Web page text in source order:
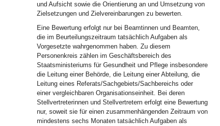
und Aufsicht sowie die Orientierung an und Umsetzung von
Zielsetzungen und Zielvereinbarungen zu bewerten.
Eine Bewertung erfolgt nur bei Beamtinnen und Beamten,
die im Beurteilungszeitraum tatsächlich Aufgaben als
Vorgesetzte wahrgenommen haben. Zu diesem
Personenkreis zählen im Geschäftsbereich des
Staatsministeriums für Gesundheit und Pflege insbesondere
die Leitung einer Behörde, die Leitung einer Abteilung, die
Leitung eines Referats/Sachgebiets/Sachbereichs oder
einer vergleichbaren Organisationseinheit. Bei deren
Stellvertreterinnen und Stellvertretern erfolgt eine Bewertung
nur, soweit sie für einen zusammenhängenden Zeitraum von
mindestens sechs Monaten tatsächlich Aufgaben als